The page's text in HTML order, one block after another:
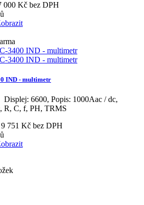
000 Kč bez DPH
IND - multimetr
6600, Popis: 1000Aac / dc,
R, C, f, PH, TRMS
9 751 Kč bez DPH